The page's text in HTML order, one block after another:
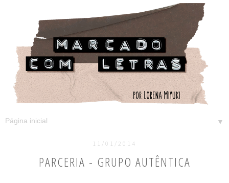
▼
11/01/2014
PARCERIA - GRUPO AUTÊNTICA